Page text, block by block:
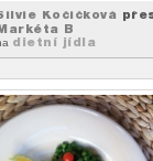
Kočičková
B
dietní jídla